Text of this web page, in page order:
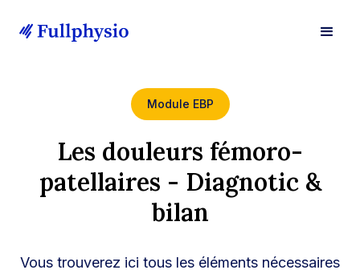
Module EBP
Les douleurs fémoro-
patellaires - Diagnotic &
bilan
Vous trouverez ici tous les éléments nécessaires